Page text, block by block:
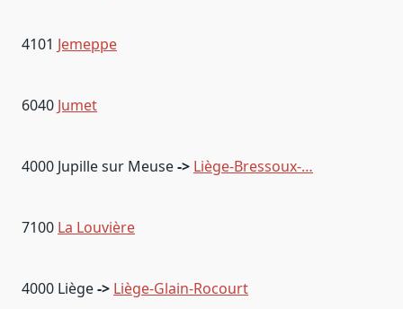
4101 Jemeppe
6040 Jumet
4000 Jupille sur Meuse-> Liège-Bressoux-…
7100 La Louvière
4000 Liège-> Liège-Glain-Rocourt